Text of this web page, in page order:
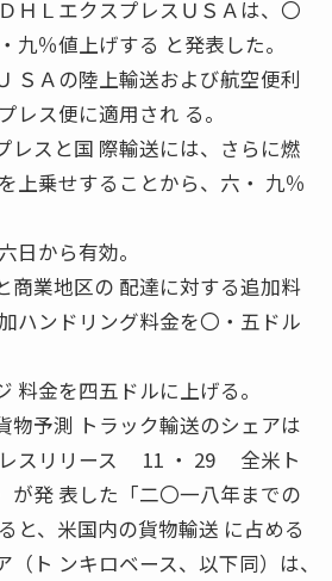
ＨＬエクスプレスＵＳＡは、〇
九％値上げする と発表した。
ＳＡの陸上輸送および航空便利
レス便に適用され る。
レスと国 際輸送には、さらに燃
上乗せすることから、六・ 九％
日から有効。
業地区の 配達に対する追加料
ハンドリング料金を〇・五ドル
料金を四五ドルに上げる。
物予測 トラック輸送のシェアは
スリリース 11 ・ 29 全米ト
が発 表した「二〇一八年までの
と、米国内の貨物輸送 に占める
（ト ンキロベース、以下同）は、